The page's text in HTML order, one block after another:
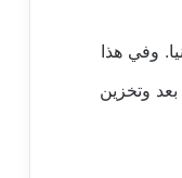
وفي هذا
وتخزين